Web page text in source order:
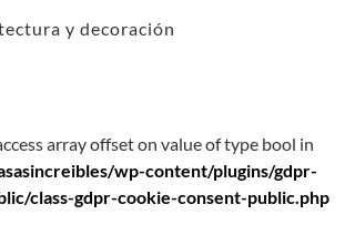
y decoración
array offset on value of type bool in
wp-content/plugins/gdpr-
class-gdpr-cookie-consent-public.php